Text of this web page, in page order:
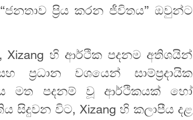
ප්‍රිය කරන ජීවිතය” ඔවුන්ට
Xizang හි ආර්ථික පදනම අතිශයින්
වශයෙන් සාම්ප්‍රදායික
මත පදනම් වූ ආර්ථිකයක් හෝ
සිදුවන විට, Xizang හි කලාපීය දළ